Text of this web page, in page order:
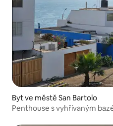
Byt ve městě San Bartolo
Penthouse s vyhřívaným